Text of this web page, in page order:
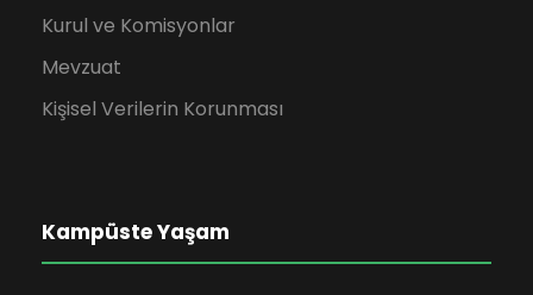
Kurul ve Komisyonlar
Mevzuat
Kişisel Verilerin Korunması
Kampüste Yaşam